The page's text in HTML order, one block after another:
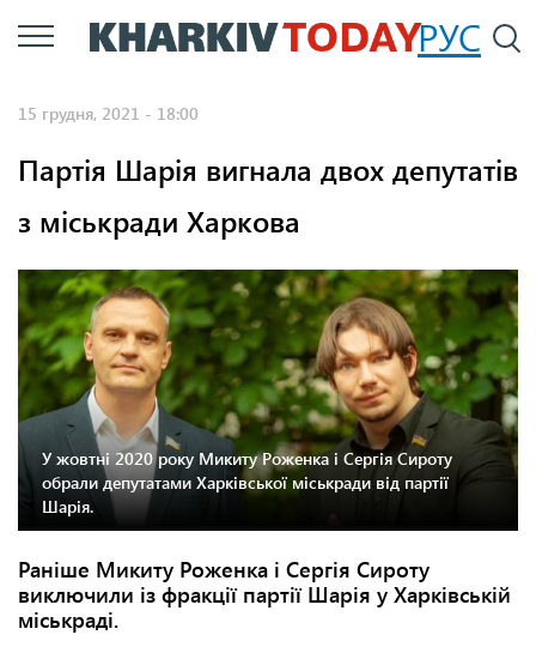
Перейти
до
РУС
15 грудня, 2021 - 18:00
Партія Шарія вигнала двох депутатів
з міськради Харкова
У жовтні 2020 року Микиту Роженка і Сергія Сироту
обрали депутатами Харківської міськради від партії
Шарія.
Раніше Микиту Роженка і Сергія Сироту
виключили із фракції партії Шарія у Харківській
міськраді.